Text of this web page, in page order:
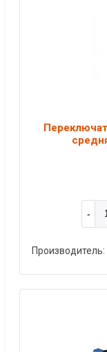
Производитель: